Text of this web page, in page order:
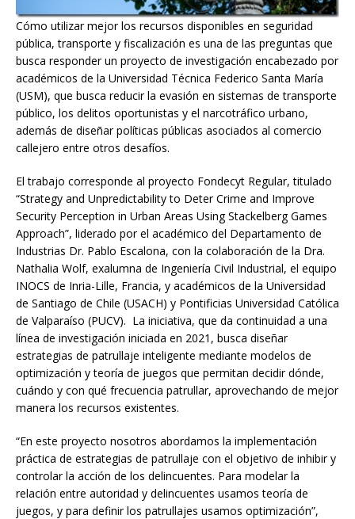
Cómo utilizar mejor los recursos disponibles en seguridad
pública, transporte y fiscalización es una de las preguntas que
busca responder un proyecto de investigación encabezado por
académicos de la Universidad Técnica Federico Santa María
(USM), que busca reducir la evasión en sistemas de transporte
público, los delitos oportunistas y el narcotráfico urbano,
además de diseñar políticas públicas asociados al comercio
callejero entre otros desafíos.
El trabajo corresponde al proyecto Fondecyt Regular, titulado
“Strategy and Unpredictability to Deter Crime and Improve
Security Perception in Urban Areas Using Stackelberg Games
Approach”, liderado por el académico del Departamento de
Industrias Dr. Pablo Escalona, con la colaboración de la Dra.
Nathalia Wolf, exalumna de Ingeniería Civil Industrial, el equipo
INOCS de Inria-Lille, Francia, y académicos de la Universidad
de Santiago de Chile (USACH) y Pontificias Universidad Católica
de Valparaíso (PUCV). La iniciativa, que da continuidad a una
línea de investigación iniciada en 2021, busca diseñar
estrategias de patrullaje inteligente mediante modelos de
optimización y teoría de juegos que permitan decidir dónde,
cuándo y con qué frecuencia patrullar, aprovechando de mejor
manera los recursos existentes.
“En este proyecto nosotros abordamos la implementación
práctica de estrategias de patrullaje con el objetivo de inhibir y
controlar la acción de los delincuentes. Para modelar la
relación entre autoridad y delincuentes usamos teoría de
juegos, y para definir los patrullajes usamos optimización”,